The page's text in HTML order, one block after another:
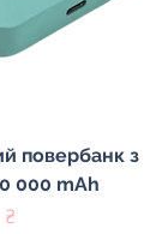
повербанк з
000 mAh
₴